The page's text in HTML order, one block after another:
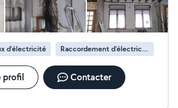
d’électricité Raccordement d'électricité
profil Contacter